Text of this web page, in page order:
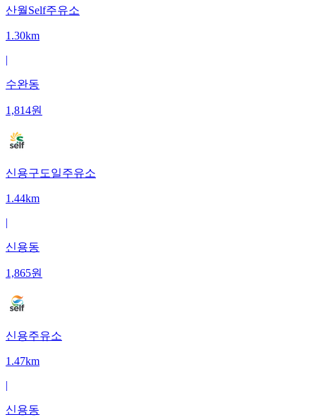
산월Self주유소
1.30km
|
수완동
1,814원
신용구도일주유소
1.44km
|
신용동
1,865원
신용주유소
1.47km
|
신용동